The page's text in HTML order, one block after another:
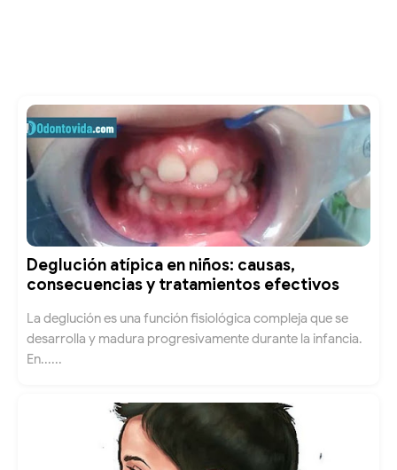
Deglución atípica en niños: causas,
consecuencias y tratamientos efectivos
La deglución es una función fisiológica compleja que se
desarrolla y madura progresivamente durante la infancia.
En......